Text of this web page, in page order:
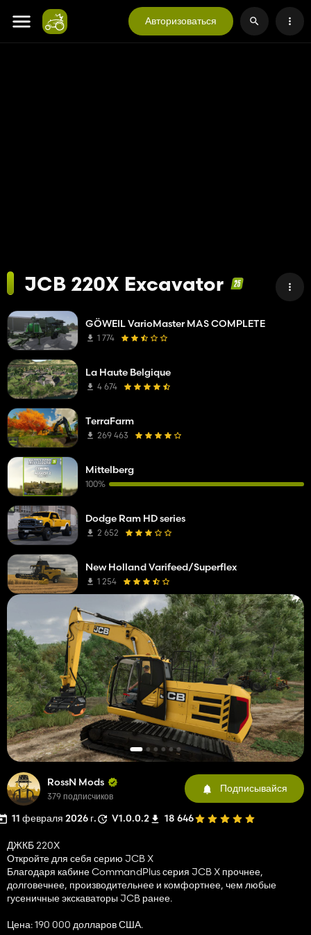
Авторизоваться
JCB 220X Excavator
RossN Mods
379 подписчиков
Подписывайся
11 февраля 2026 г. V1.0.0.2 18 646
ДЖКБ 220Х
Откройте для себя серию JCB X
Благодаря кабине CommandPlus серия JCB X прочнее,
долговечнее, производительнее и комфортнее, чем любые
гусеничные экскаваторы JCB ранее.
Цена: 190 000 долларов США.
GÖWEIL VarioMaster MAS COMPLETE
1 774
La Haute Belgique
4 674
TerraFarm
269 463
Mittelberg
100%
Dodge Ram HD series
2 652
New Holland Varifeed/Superflex
1 254